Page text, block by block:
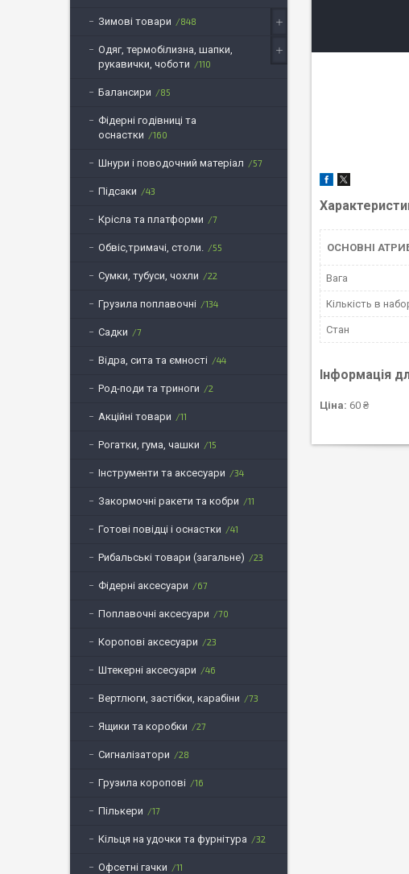
ОСНОВНІ
Вага
Кількість в
Стан
Інформація
Ціна: 60 ₴
Зимові товари 848
Одяг, термобілизна, шапки,
рукавички, чоботи
110
Балансири 85
Фідерні годівниці та
оснастки
160
Шнури і поводочний матеріал 57
Підсаки 43
Крісла та платформи 7
Обвіс,тримачі, столи. 55
Сумки, тубуси, чохли 22
Грузила поплавочні 134
Садки 7
Відра, сита та ємності 44
Род-поди та триноги 2
Акційні товари 11
Рогатки, гума, чашки 15
Інструменти та аксесуари 34
Закормочні ракети та кобри 11
Готові повідці і оснастки 41
Рибальські товари (загальне) 23
Фідерні аксесуари 67
Поплавочні аксесуари 70
Коропові аксесуари 23
Штекерні аксесуари 46
Вертлюги, застібки, карабіни 73
Ящики та коробки 27
Сигналізатори 28
Грузила коропові 16
Пількери 17
Кільця на удочки та фурнітура 32
Офсетні гачки 11